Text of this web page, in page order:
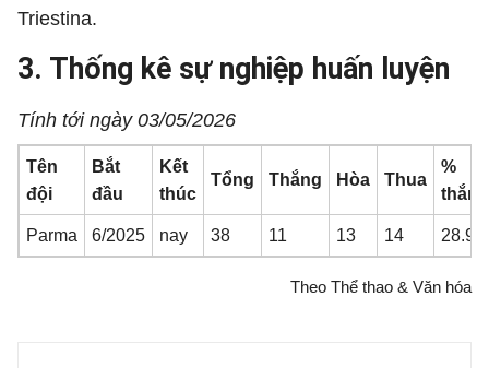
Triestina.
3. Thống kê sự nghiệp huấn luyện
Tính tới ngày 03/05/2026
Tên
đội
Bắt
đầu
Kết
thúc
Tổng Thắng Hòa Thua
%
thắng
Parma 6/2025 nay 38 11 13 14 28.95
Theo Thể thao & Văn hóa